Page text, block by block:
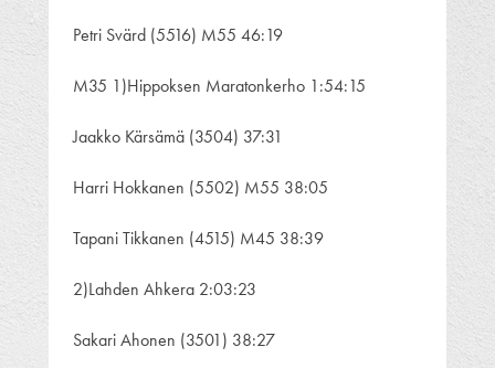
Petri Svärd (5516) M55 46:19
M35 1)Hippoksen Maratonkerho 1:54:15
Jaakko Kärsämä (3504) 37:31
Harri Hokkanen (5502) M55 38:05
Tapani Tikkanen (4515) M45 38:39
2)Lahden Ahkera 2:03:23
Sakari Ahonen (3501) 38:27